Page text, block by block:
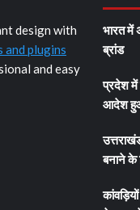
design with
and plugins
and easy
भारत में
ब्रांड
प्रदेश में
आदेश
बनाने के